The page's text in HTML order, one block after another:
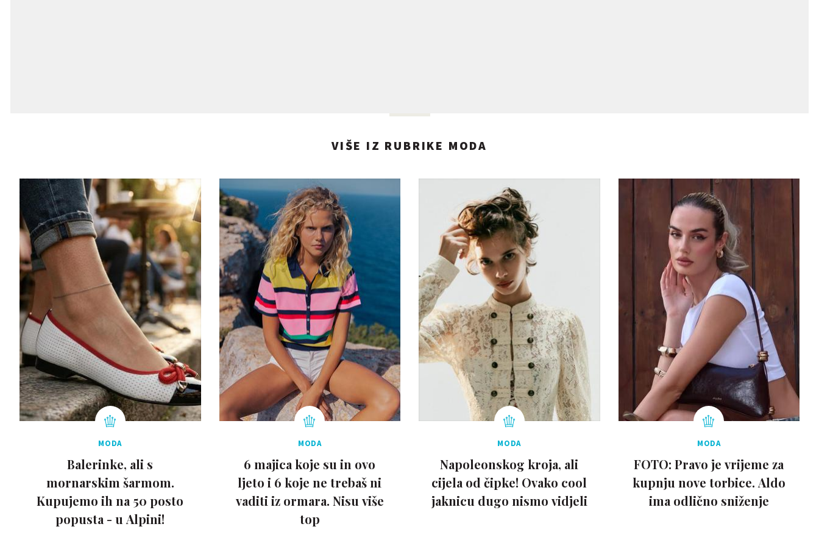
VIŠE IZ RUBRIKE MODA
MODA
Balerinke, ali s
mornarskim šarmom.
Kupujemo ih na 50 posto
popusta - u Alpini!
MODA
6 majica koje su in ovo
ljeto i 6 koje ne trebaš ni
vaditi iz ormara. Nisu više
top
MODA
Napoleonskog kroja, ali
cijela od čipke! Ovako cool
jaknicu dugo nismo vidjeli
MODA
FOTO: Pravo je vrijeme za
kupnju nove torbice. Aldo
ima odlično sniženje